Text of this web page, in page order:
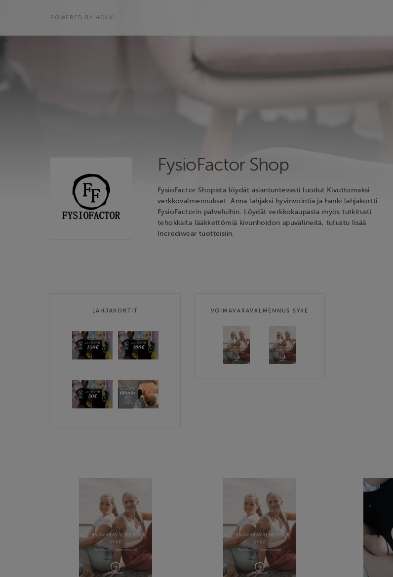
POWERED BY HOLVI
FysioFactor Shop
FysioFactor Shopista löydät asiantuntevasti luodut Kivuttomaksi
verkkovalmennukset. Anna lahjaksi hyvinvointia ja hanki lahjakortti
FysioFactorin palveluihin. Löydät verkkokaupasta myös tutkitusti
tehokkaita lääkkettömiä kivunhoidon apuvälineitä, tutustu lisää
Incrediwear tuotteisiin.
LAHJAKORTIT VOIMAVARAVALMENNUS SYKE